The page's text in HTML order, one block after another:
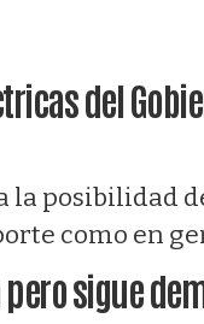
del
la posibilidad
como en
sigue